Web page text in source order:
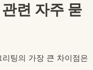
련 자주 묻
팅의 가장 큰 차이점은